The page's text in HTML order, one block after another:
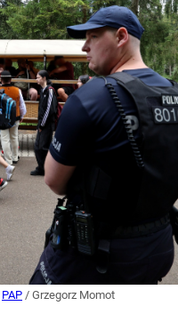
PAP / Grzegorz Momot